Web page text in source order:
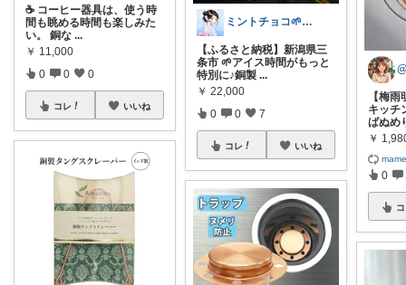
☕ コーヒー器具は、使う時
間も眺める時間も楽しみた
い。 銅な ...
￥ 11,000
0 0 0
コレ いいね
ミントチョコ🌱いつもありがとう
【ふるさと納税】新潟県三
条市 🌱アイス時間がもっと
特別に♪銅製 ...
￥ 22,000
0 0 7
コレ いいね
【梅
キッチ
ばぬめ
￥
0